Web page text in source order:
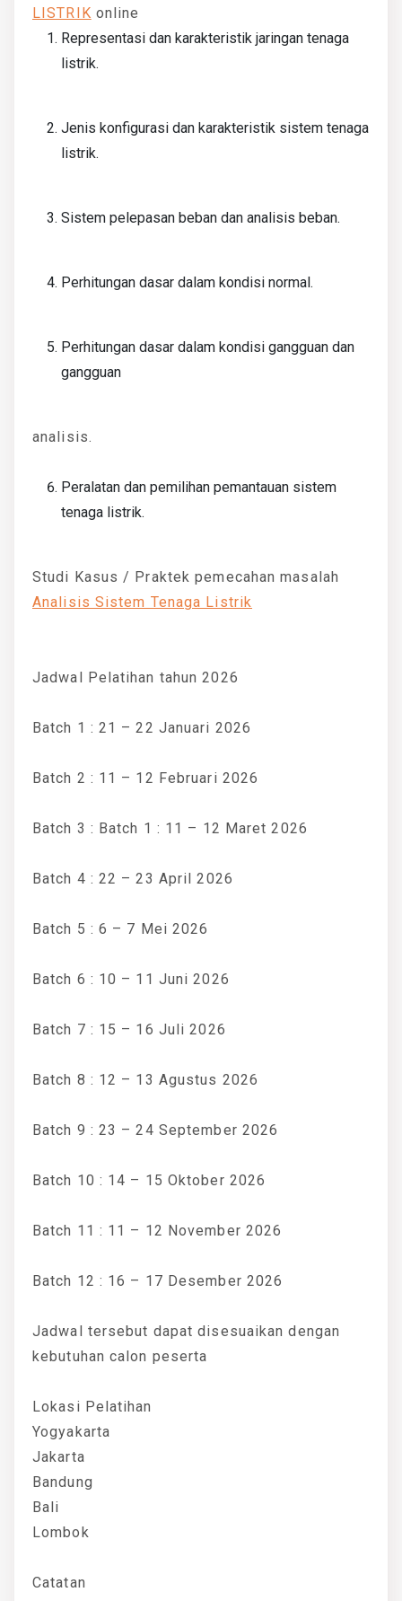
LISTRIK online
Representasi dan karakteristik jaringan tenaga
listrik.
Jenis konfigurasi dan karakteristik sistem tenaga
listrik.
Sistem pelepasan beban dan analisis beban.
Perhitungan dasar dalam kondisi normal.
Perhitungan dasar dalam kondisi gangguan dan
gangguan
analisis.
Peralatan dan pemilihan pemantauan sistem
tenaga listrik.
Studi Kasus / Praktek pemecahan masalah
Analisis Sistem Tenaga Listrik
Jadwal Pelatihan tahun 2026
Batch 1 : 21 – 22 Januari 2026
Batch 2 : 11 – 12 Februari 2026
Batch 3 : Batch 1 : 11 – 12 Maret 2026
Batch 4 : 22 – 23 April 2026
Batch 5 : 6 – 7 Mei 2026
Batch 6 : 10 – 11 Juni 2026
Batch 7 : 15 – 16 Juli 2026
Batch 8 : 12 – 13 Agustus 2026
Batch 9 : 23 – 24 September 2026
Batch 10 : 14 – 15 Oktober 2026
Batch 11 : 11 – 12 November 2026
Batch 12 : 16 – 17 Desember 2026
Jadwal tersebut dapat disesuaikan dengan
kebutuhan calon peserta
Lokasi Pelatihan
Yogyakarta
Jakarta
Bandung
Bali
Lombok
Catatan